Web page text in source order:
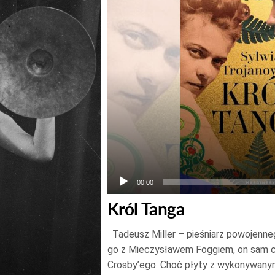
00:00
Król Tanga
Tadeusz Miller – pieśniarz
go z Mieczysławem Foggiem, on sam
Crosby’ego. Choć płyty z